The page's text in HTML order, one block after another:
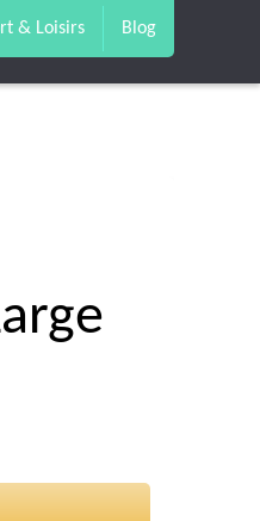
& Loisirs Blog